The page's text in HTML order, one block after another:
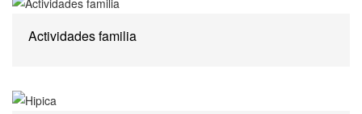
Actividades familia